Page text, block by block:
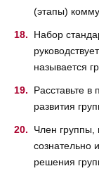
(этапы)
Набор
называется
Расставьте в
развития
Член группы,
сознательно
решения